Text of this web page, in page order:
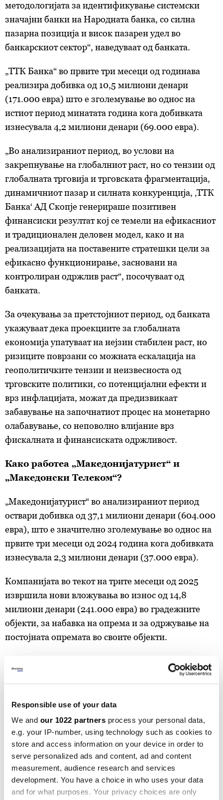
Responsible use of your data
We and our 1022 partners process your personal data,
e.g. your IP-number, using technology such as cookies to
store and access information on your device in order to
serve personalized ads and content, ad and content
measurement, audience research and services
development. You have a choice in who uses your data
and for what purposes. Your privacy choices are only
методологијата за идентификување системски
значајни банки на Народната банка, со силна
пазарна позиција и висок пазарен удел во
банкарскиот сектор“, наведуваат од банката.
„ТТК Банка“ во првите три месеци од годинава
реализира добивка од 10,5 милиони денари
(171.000 евра) што е зголемување во однос на
истиот период минатата година кога добивката
изнесувала 4,2 милиони денари (69.000 евра).
„Во анализираниот период, во услови на
закрепнување на глобалниот раст, но со тензии од
глобалната трговија и трговската фрагментација,
динамичниот пазар и силната конкуренција, ‚ТТК
Банка‘ АД Скопје генерираше позитивен
финансиски резултат кој се темели на ефикасниот
и традиционален деловен модел, како и на
реализацијата на поставените стратешки цели за
ефикасно функционирање, засновани на
контролиран одржлив раст“, посочуваат од
банката.
За очекувања за претстојниот период, од банката
укажуваат дека проекциите за глобалната
економија упатуваат на нејзин стабилен раст, но
ризиците поврзани со можната ескалација на
геополитичките тензии и неизвесноста од
трговските политики, со потенцијални ефекти и
врз инфлацијата, можат да предизвикаат
забавување на започнатиот процес на монетарно
олабавување, со неповолно влијание врз
фискалната и финансиската одржливост.
Како работеа „Македонијатурист“ и
„Македонски Телеком“?
„Македонијатурист“ во анализираниот период
оствари добивка од 37,1 милиони денари (604.000
евра), што е значително зголемување во однос на
првите три месеци од 2024 година кога добивката
изнесувала 2,3 милиони денари (37.000 евра).
Компанијата во текот на трите месеци од 2025
извршила нови вложувања во износ од 14,8
милиони денари (241.000 евра) во градежните
објекти, за набавка на опрема и за одржување на
постојната опремата во своите објекти.
„Друштвото постојано своите инвестициски
активности во континуитет ги насочува кон
хотелски и ресторански капацитети, кон
подобрување на условите за работа, почитување на
протоколите за заштита на здравјето,
спроведување на новите законски регулативи и
задолжително спроведување на нови стандарди за
брендираните хотели и тековно одржување“,
наведуваат од компанијата.